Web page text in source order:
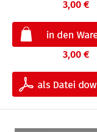
3,00 €
3,00 €